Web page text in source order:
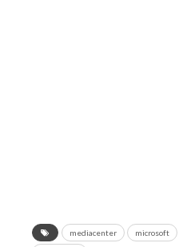
mediacenter microsoft